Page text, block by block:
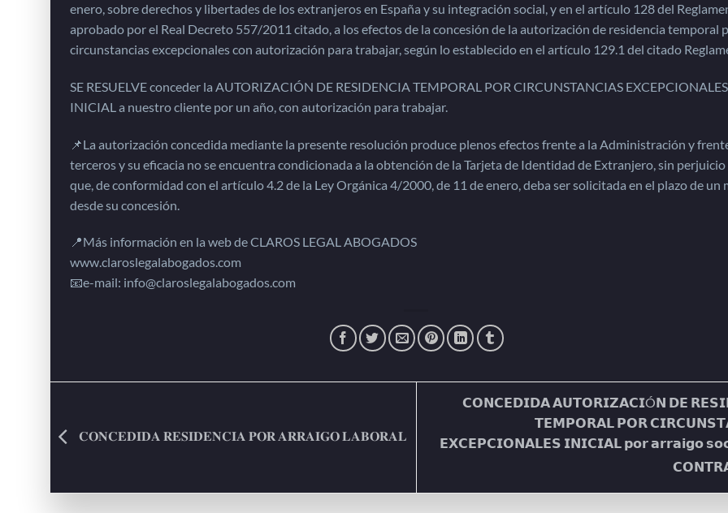
enero, sobre derechos y libertades de los extranjeros en España y su integración social, y en el artículo 128 del
aprobado por el Real Decreto 557/2011 citado, a los efectos de la concesión de la autorización de residencia temporal
circunstancias excepcionales con autorización para trabajar, según lo establecido en el artículo 129.1 del citado
SE RESUELVE conceder la AUTORIZACIÓN DE RESIDENCIA TEMPORAL POR CIRCUNSTANCIAS EXCEPCIONALES
INICIAL a nuestro cliente por un año, con autorización para trabajar.
📌La autorización concedida mediante la presente resolución produce plenos efectos frente a la Administración y
terceros y su eficacia no se encuentra condicionada a la obtención de la Tarjeta de Identidad de Extranjero, sin perjuicio
que, de conformidad con el artículo 4.2 de la Ley Orgánica 4/2000, de 11 de enero, deba ser solicitada en el plazo de un
desde su concesión.
📍Más información en la web de CLAROS LEGAL ABOGADOS
www.claroslegalabogados.com
📧e-mail: info@claroslegalabogados.com
𝐂𝐎𝐍𝐂𝐄𝐃𝐈𝐃𝐀 𝐑𝐄𝐒𝐈𝐃𝐄𝐍𝐂𝐈𝐀 𝐏𝐎𝐑 𝐀𝐑𝐑𝐀𝐈𝐆𝐎 𝐋𝐀𝐁𝐎𝐑𝐀𝐋
𝗖𝗢𝗡𝗖𝗘𝗗𝗜𝗗𝗔 𝗔𝗨𝗧𝗢𝗥𝗜𝗭𝗔𝗖𝗜Ó𝗡 𝗗𝗘
𝗧𝗘𝗠𝗣𝗢𝗥𝗔𝗟 𝗣𝗢𝗥
𝗘𝗫𝗖𝗘𝗣𝗖𝗜𝗢𝗡𝗔𝗟𝗘𝗦 𝗜𝗡𝗜𝗖𝗜𝗔𝗟 𝗽𝗼𝗿 𝗮𝗿𝗿𝗮𝗶𝗴𝗼